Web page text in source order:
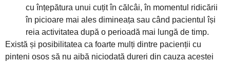
cu înțepătura unui cuțit în călcâi, în momentul ridicării
în picioare mai ales dimineața sau când pacientul își
reia activitatea după o perioadă mai lungă de timp.
Există și posibilitatea ca foarte mulți dintre pacienții cu
pinteni osos să nu aibă niciodată dureri din cauza acestei